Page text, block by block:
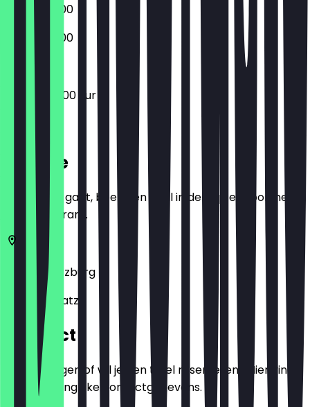
05:00 - 18:00
05:00 - 18:00
05:00 - 20:00 uur
Locatie
Voordat je gaat, boek een deal in de app en toon het in
het restaurant.
97070
Würzburg
Bahnhofplatz 1
Contact
Heb je vragen of wil je een tafel reserveren? Hier vind
je alle belangrijke contactgegevens.